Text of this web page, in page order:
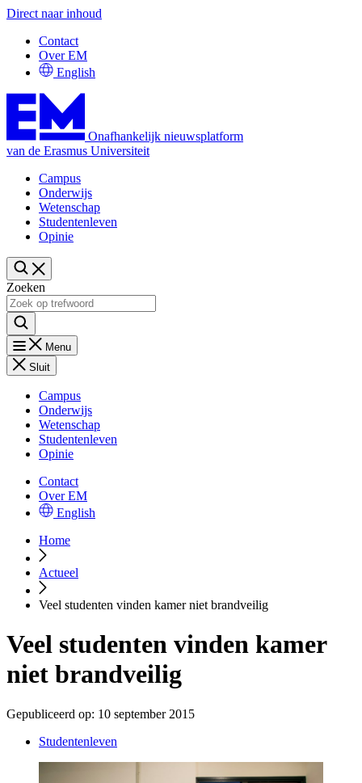
Direct naar inhoud
Contact
Over EM
English
Onafhankelijk nieuwsplatform
van de Erasmus Universiteit
Campus
Onderwijs
Wetenschap
Studentenleven
Opinie
Zoeken
Menu
Sluit
Campus
Onderwijs
Wetenschap
Studentenleven
Opinie
Contact
Over EM
English
Home
Actueel
Veel studenten vinden kamer niet brandveilig
Veel studenten vinden kamer
niet brandveilig
Gepubliceerd op: 10 september 2015
Studentenleven